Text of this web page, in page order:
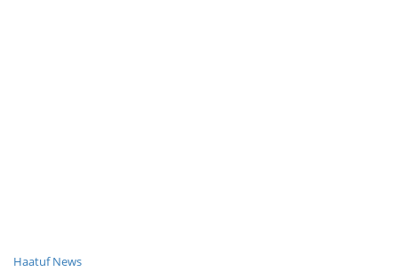
Haatuf News